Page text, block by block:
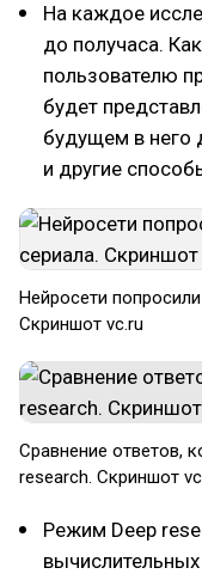
На каждое
до получаса.
пользователю
будет
будущем в него
и другие
Нейросети
Скриншот vc.ru
Сравнение ответов,
research. Скриншот
Режим Deep